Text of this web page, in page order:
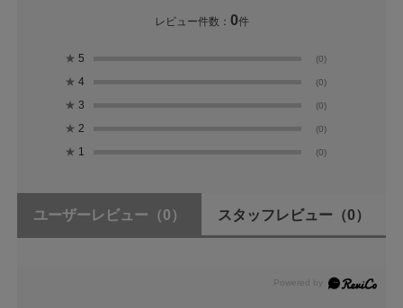
レビュー件数： 0件
★ 5 (0)
★ 4 (0)
★ 3 (0)
★ 2 (0)
★ 1 (0)
ユーザーレビュー （0） スタッフレビュー （0）